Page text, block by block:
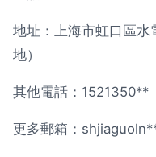
地址：上海市虹口區
地）
其他電話：1521350**
更多郵箱：